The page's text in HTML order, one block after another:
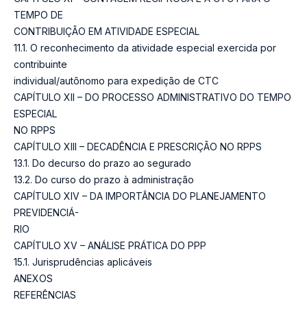
TEMPO DE
CONTRIBUIÇÃO EM ATIVIDADE ESPECIAL
11.1. O reconhecimento da atividade especial exercida por
contribuinte
individual/autônomo para expedição de CTC
CAPÍTULO XII – DO PROCESSO ADMINISTRATIVO DO TEMPO
ESPECIAL
NO RPPS
CAPÍTULO XIII – DECADÊNCIA E PRESCRIÇÃO NO RPPS
13.1. Do decurso do prazo ao segurado
13.2. Do curso do prazo à administração
CAPÍTULO XIV – DA IMPORTÂNCIA DO PLANEJAMENTO
PREVIDENCIÁ-
RIO
CAPÍTULO XV – ANÁLISE PRÁTICA DO PPP
15.1. Jurisprudências aplicáveis
ANEXOS
REFERÊNCIAS